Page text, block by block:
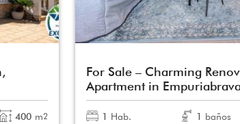
400 m2
For Sale – Charming
Apartment in
1 Hab. 1 baños